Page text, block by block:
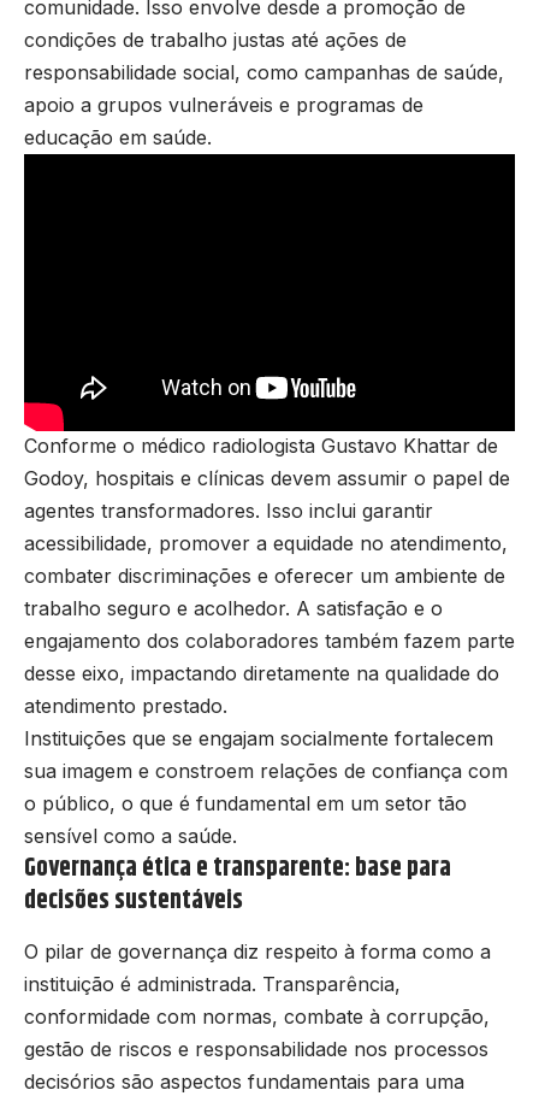
comunidade. Isso envolve desde a promoção de
condições de trabalho justas até ações de
responsabilidade social, como campanhas de saúde,
apoio a grupos vulneráveis e programas de
educação em saúde.
Conforme o médico radiologista Gustavo Khattar de
Godoy, hospitais e clínicas devem assumir o papel de
agentes transformadores. Isso inclui garantir
acessibilidade, promover a equidade no atendimento,
combater discriminações e oferecer um ambiente de
trabalho seguro e acolhedor. A satisfação e o
engajamento dos colaboradores também fazem parte
desse eixo, impactando diretamente na qualidade do
atendimento prestado.
Instituições que se engajam socialmente fortalecem
sua imagem e constroem relações de confiança com
o público, o que é fundamental em um setor tão
sensível como a saúde.
Governança ética e transparente: base para
decisões sustentáveis
O pilar de governança diz respeito à forma como a
instituição é administrada. Transparência,
conformidade com normas, combate à corrupção,
gestão de riscos e responsabilidade nos processos
decisórios são aspectos fundamentais para uma